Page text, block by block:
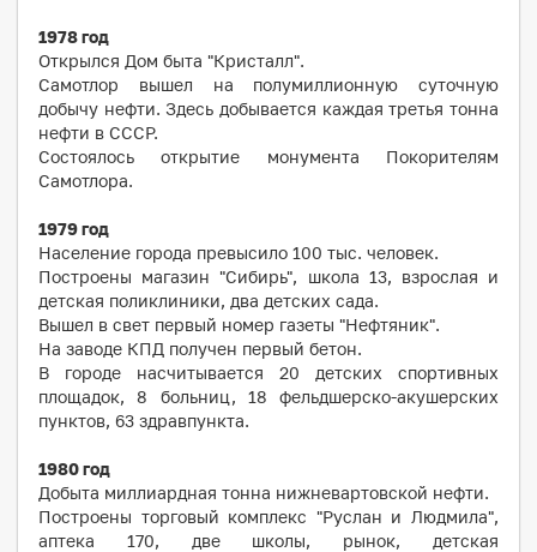
1978год
Открылся Дом быта "Кристалл".
Самотлор вышел на полумиллионную суточную
добычу нефти. Здесь добывается каждая третья тонна
нефти в СССР.
Состоялось открытие монумента Покорителям
Самотлора.
1979год
Население города превысило 100 тыс. человек.
Построены магазин "Сибирь", школа 13, взрослая и
детская поликлиники, два детских сада.
Вышел в свет первый номер газеты "Нефтяник".
На заводе КПД получен первый бетон.
В городе насчитывается 20 детских спортивных
площадок, 8 больниц, 18 фельдшерско-акушерских
пунктов, 63 здравпункта.
1980год
Добыта миллиардная тонна нижневартовской нефти.
Построены торговый комплекс "Руслан и Людмила",
аптека 170, две школы, рынок, детская